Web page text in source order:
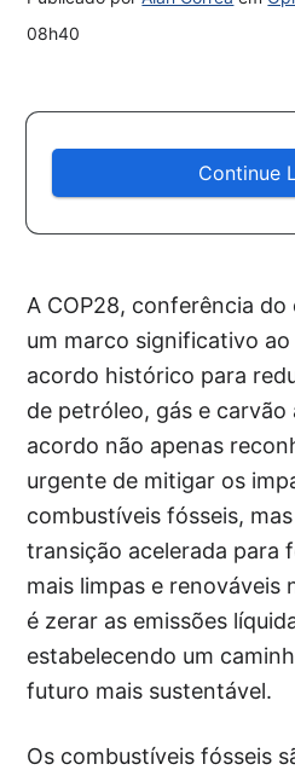
08h40
Continue
A COP28, conferência
um marco significativo
acordo histórico para
de petróleo, gás e carvão
acordo não apenas
urgente de mitigar os
combustíveis fósseis,
transição acelerada para
mais limpas e renováveis
é zerar as emissões
estabelecendo um
futuro mais sustentável.
Os combustíveis fósseis